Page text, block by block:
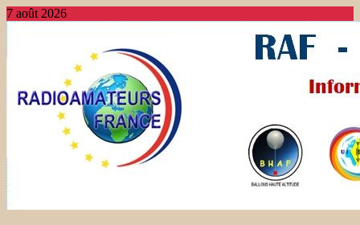
7 août 2026